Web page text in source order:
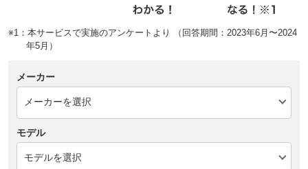
※1：本サービスで実施のアンケートより （回答期間：2023年6月〜2024
年5月）
メーカー
モデル